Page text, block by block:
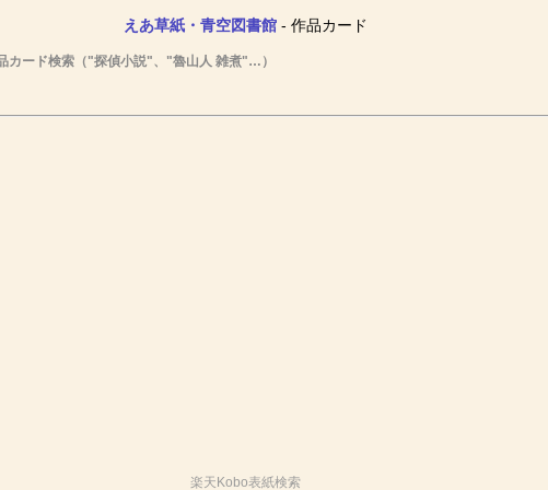
えあ草紙・青空図書館- 作品カード
カード検索（"探偵小説"、"魯山人 雑煮"…）
楽天Kobo表紙検索